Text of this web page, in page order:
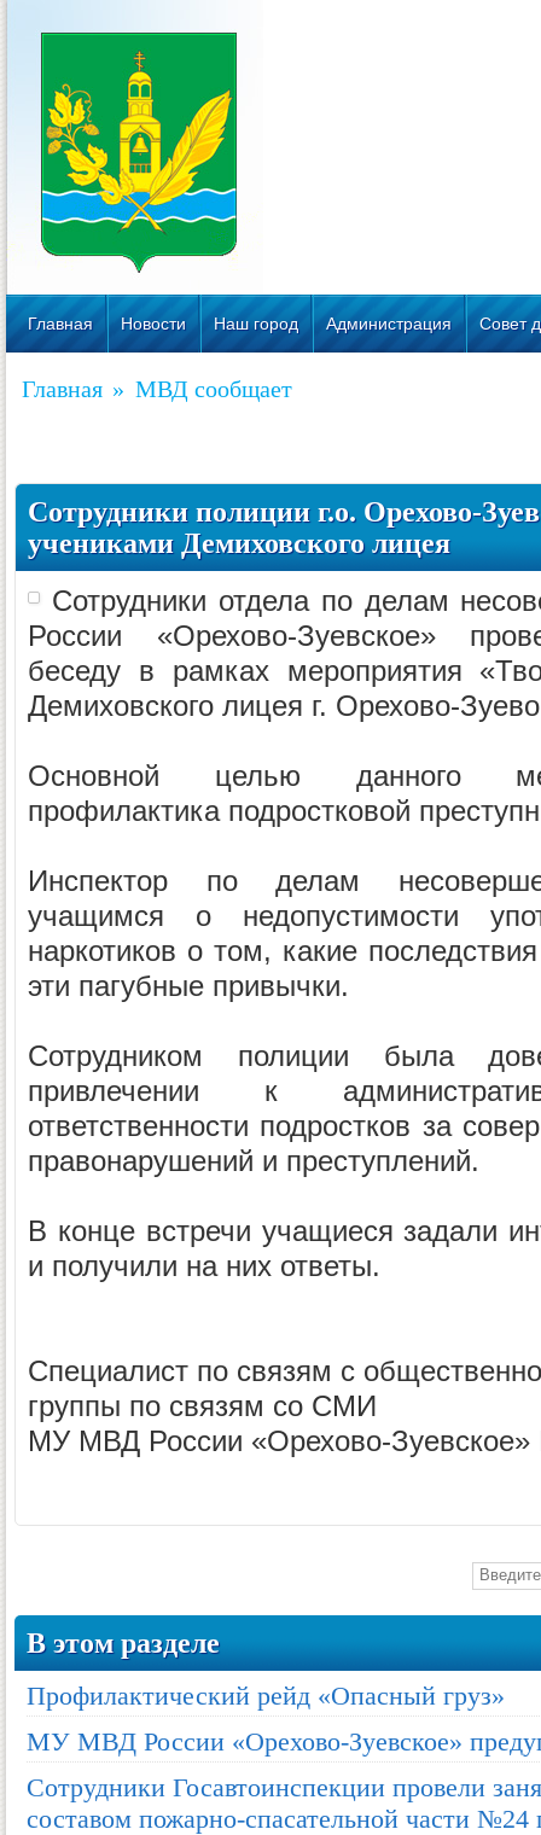
Главная Новости Наш город Администрация Совет
Главная » МВД сообщает
Сотрудники полиции г.о. Орехово-
учениками Демиховского лицея
Сотрудники отдела по делам
России «Орехово-Зуевское»
беседу в рамках мероприятия
Демиховского лицея г. Орехово-
Основной целью данного
профилактика подростковой
Инспектор по делам
учащимся о недопустимости
наркотиков о том, какие
эти пагубные привычки.
Сотрудником полиции была
привлечении к
ответственности подростков за
правонарушений и преступлений.
В конце встречи учащиеся задали
и получили на них ответы.
Специалист по связям с
группы по связям со СМИ
МУ МВД России «Орехово-
В этом разделе
Профилактический рейд «Опасный груз»
МУ МВД России «Орехово-Зуевское»
Сотрудники Госавтоинспекции провели
составом пожарно-спасательной части №24